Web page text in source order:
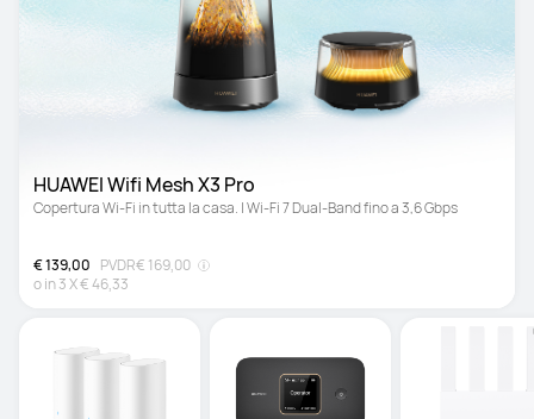
HUAWEI Wifi Mesh X3 Pro
Copertura Wi-Fi in tutta la casa. | Wi-Fi 7 Dual-Band fino a 3,6 Gbps
€ 139,00 PVDR€ 169,00
o in3X€ 46,33